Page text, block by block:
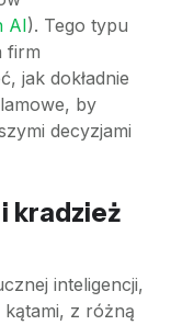
AI). Tego typu
firm
jak dokładnie
by
decyzjami
kradzież
inteligencji,
z różną